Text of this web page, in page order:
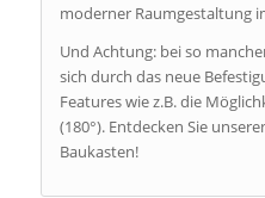
moderner Raumgestaltung
Und Achtung: bei so
sich durch das neue
Features wie z.B. die
(180°). Entdecken Sie
Baukasten!